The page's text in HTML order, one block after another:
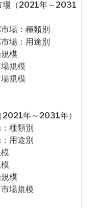
場（2021年～2031
場：種類別
場：用途別
模
規模
規模
年～2031年）
種類別
用途別
模
場規模